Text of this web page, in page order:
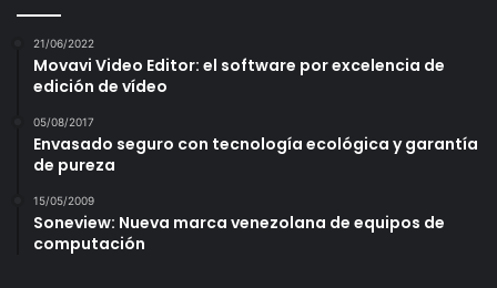
21/06/2022
Movavi Video Editor: el software por excelencia de
edición de vídeo
05/08/2017
Envasado seguro con tecnología ecológica y garantía
de pureza
15/05/2009
Soneview: Nueva marca venezolana de equipos de
computación